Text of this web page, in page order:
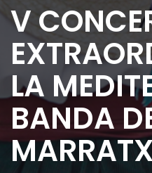
V
LA
BANDA